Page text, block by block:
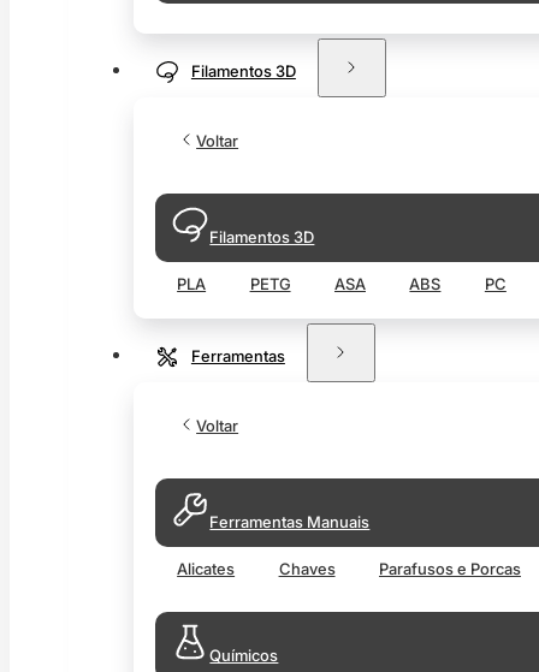
Filamentos 3D
Voltar
Filamentos 3D
PLA PETG ASA ABS PC
Ferramentas
Voltar
Ferramentas Manuais
Alicates Chaves Parafusos e Porcas
Químicos